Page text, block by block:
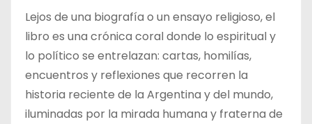
Lejos de una biografía o un ensayo religioso, el
libro es una crónica coral donde lo espiritual y
lo político se entrelazan: cartas, homilías,
encuentros y reflexiones que recorren la
historia reciente de la Argentina y del mundo,
iluminadas por la mirada humana y fraterna de